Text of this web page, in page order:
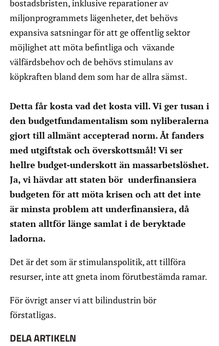
bostadsbristen, inklusive reparationer av
miljonprogrammets lägenheter, det behövs
expansiva satsningar för att ge offentlig sektor
möjlighet att möta befintliga och växande
välfärdsbehov och de behövs stimulans av
köpkraften bland dem som har de allra sämst.
Detta får kosta vad det kosta vill. Vi ger tusan i
den budgetfundamentalism som nyliberalerna
gjort till allmänt accepterad norm. Åt fanders
med utgiftstak och överskottsmål! Vi ser
hellre budget-underskott än massarbetslöshet.
Ja, vi hävdar att staten bör underfinansiera
budgeten för att möta krisen och att det inte
är minsta problem att underfinansiera, då
staten alltför länge samlat i de beryktade
ladorna.
Det är det som är stimulanspolitik, att tillföra
resurser, inte att gneta inom förutbestämda ramar.
För övrigt anser vi att bilindustrin bör
förstatligas.
DELA ARTIKELN